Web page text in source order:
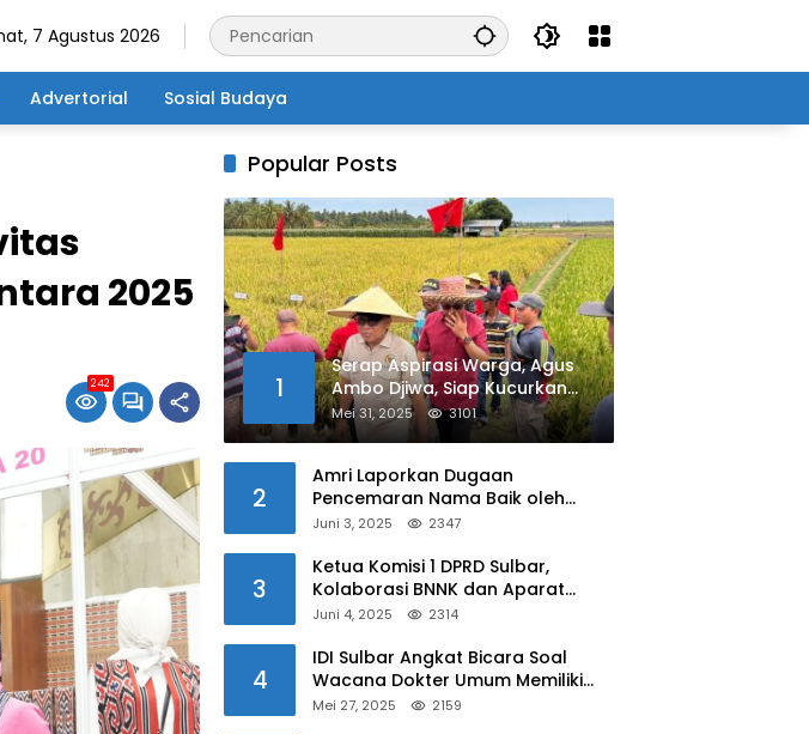
7 Agustus 2026
Advertorial Sosial Budaya
2025
242
Popular Posts
1
Serap Aspirasi Warga, Agus
Ambo Djiwa, Siap Kucurkan
Bantuan Pertanian di Kalukku
Mei 31, 2025 3101
2
Amri Laporkan Dugaan
Pencemaran Nama Baik oleh
Oknum Polisi ke Propam Polda
Juni 3, 2025 2347
3
Ketua Komisi 1 DPRD Sulbar,
Kolaborasi BNNK dan Aparat
Kepolisian Tekan Penyalahgunaan
Juni 4, 2025 2314
4
IDI Sulbar Angkat Bicara Soal
Wacana Dokter Umum Memiliki
Kewenangan Operasi Caesar
Mei 27, 2025 2159